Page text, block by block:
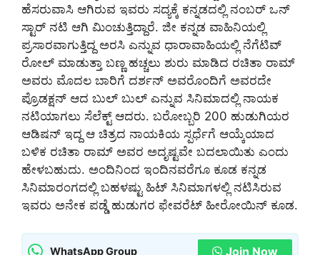
ಹೆಸರುವಾಸಿ ಆಗಿರುವ ಇವರು ಸದ್ಯಕ್ಕೆ ಕನ್ನಡದಲ್ಲಿ ನಂಬರ್ ಒನ್
ಸ್ಟಾರ್ ನಟಿ ಆಗಿ ಮಿಂಚುತ್ತಿದ್ದಾರೆ. ಜೀ ಕನ್ನಡ ವಾಹಿನಿಯಲ್ಲಿ
ಪ್ರಸಾರವಾಗುತ್ತಿದ್ದ ಅರಸಿ ಎನ್ನುವ ಧಾರಾವಾಹಿಯಲ್ಲಿ ನೆಗೆಟಿವ್
ರೋಲ್ ಮಾಡುತ್ತಾ ಬಣ್ಣ ಹಚ್ಚಲು ಶುರು ಮಾಡಿದ ರಚಿತಾ ರಾಮ್
ಅವರು ಮೊದಲ ಬಾರಿಗೆ ದರ್ಶನ್ ಅವರೊಂದಿಗೆ ಅವರದೇ
ಪ್ರೊಡಕ್ಷನ್ ಆದ ಬುಲ್ ಬುಲ್ ಎನ್ನುವ ಸಿನಿಮಾದಲ್ಲಿ ನಾಯಕ
ನಟಿಯಾಗಲು ಸೆಲೆಕ್ಟ್ ಆದರು. ಬರೋಬ್ಬರಿ 200 ಹುಡುಗಿಯರ
ಆಡಿಷನ್ ಇದ್ದ ಆ ಚಿತ್ರದ ನಾಯಕಿಯ ಸ್ಪರ್ಧೆಗೆ ಆಯ್ಕೆಯಾದ
ಬಳಿಕ ರಚಿತಾ ರಾಮ್ ಅವರ ಅದೃಷ್ಟವೇ ಬದಲಾಯಿತು ಎಂದು
ಹೇಳಬಹುದು. ಅಂದಿನಿಂದ ಇಂದಿನವರೆಗೂ ಕೂಡ ಕನ್ನಡ
ಸಿನಿಮಾರಂಗದಲ್ಲಿ ಬಹಳಷ್ಟು ಹಿಟ್ ಸಿನಿಮಾಗಳಲ್ಲಿ ನಟಿಸಿರುವ
ಇವರು ಅನೇಕ ಪಡ್ಡೆ ಹುಡುಗರ ಫೇವರೆಟ್ ಹೀರೋಯಿನ್ ಕೂಡ.
WhatsApp Group Join Now